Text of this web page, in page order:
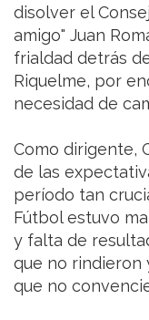
disolver el
amigo" Juan
frialdad detrás
Riquelme, por
necesidad de
Como dirigente,
de las
período tan
Fútbol estuvo
y falta de
que no rindieron
que no